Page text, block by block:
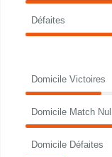
Défaites
Domicile Victoires
Domicile Match Nul
Domicile Défaites